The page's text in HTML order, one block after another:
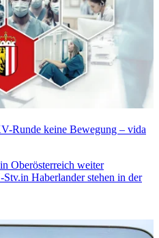
Runde keine Bewegung – vida
Oberösterreich weiter
Haberlander stehen in der